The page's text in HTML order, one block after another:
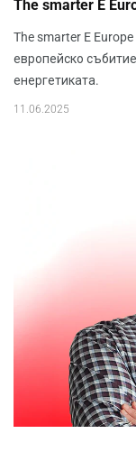
The smarter E
The smarter E
европейско
енергетиката.
11.06.2025